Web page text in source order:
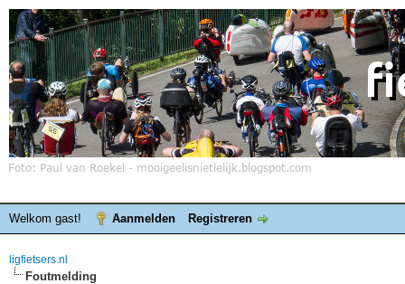
Welkom gast! Aanmelden Registreren
ligfietsers.nl
Foutmelding